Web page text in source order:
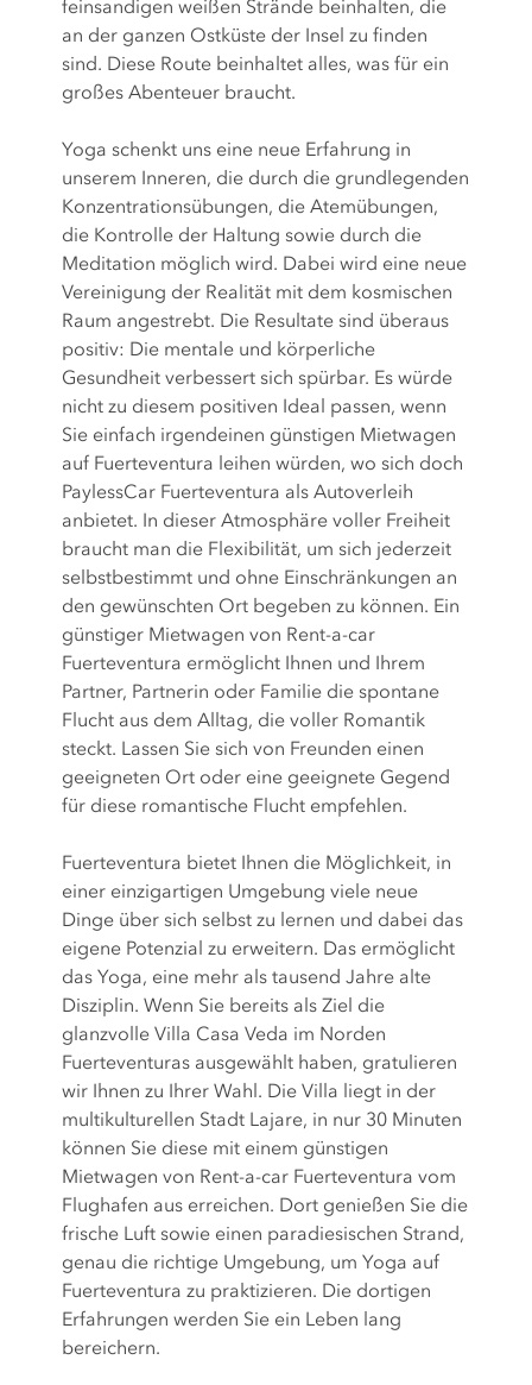
feinsandigen weißen Strände beinhalten, die
an der ganzen Ostküste der Insel zu finden
sind. Diese Route beinhaltet alles, was für ein
großes Abenteuer braucht.
Yoga schenkt uns eine neue Erfahrung in
unserem Inneren, die durch die grundlegenden
Konzentrationsübungen, die Atemübungen,
die Kontrolle der Haltung sowie durch die
Meditation möglich wird. Dabei wird eine neue
Vereinigung der Realität mit dem kosmischen
Raum angestrebt. Die Resultate sind überaus
positiv: Die mentale und körperliche
Gesundheit verbessert sich spürbar. Es würde
nicht zu diesem positiven Ideal passen, wenn
Sie einfach irgendeinen günstigen Mietwagen
auf Fuerteventura leihen würden, wo sich doch
PaylessCar Fuerteventura als Autoverleih
anbietet. In dieser Atmosphäre voller Freiheit
braucht man die Flexibilität, um sich jederzeit
selbstbestimmt und ohne Einschränkungen an
den gewünschten Ort begeben zu können. Ein
günstiger Mietwagen von Rent-a-car
Fuerteventura ermöglicht Ihnen und Ihrem
Partner, Partnerin oder Familie die spontane
Flucht aus dem Alltag, die voller Romantik
steckt. Lassen Sie sich von Freunden einen
geeigneten Ort oder eine geeignete Gegend
für diese romantische Flucht empfehlen.
Fuerteventura bietet Ihnen die Möglichkeit, in
einer einzigartigen Umgebung viele neue
Dinge über sich selbst zu lernen und dabei das
eigene Potenzial zu erweitern. Das ermöglicht
das Yoga, eine mehr als tausend Jahre alte
Disziplin. Wenn Sie bereits als Ziel die
glanzvolle Villa Casa Veda im Norden
Fuerteventuras ausgewählt haben, gratulieren
wir Ihnen zu Ihrer Wahl. Die Villa liegt in der
multikulturellen Stadt Lajare, in nur 30 Minuten
können Sie diese mit einem günstigen
Mietwagen von Rent-a-car Fuerteventura vom
Flughafen aus erreichen. Dort genießen Sie die
frische Luft sowie einen paradiesischen Strand,
genau die richtige Umgebung, um Yoga auf
Fuerteventura zu praktizieren. Die dortigen
Erfahrungen werden Sie ein Leben lang
bereichern.